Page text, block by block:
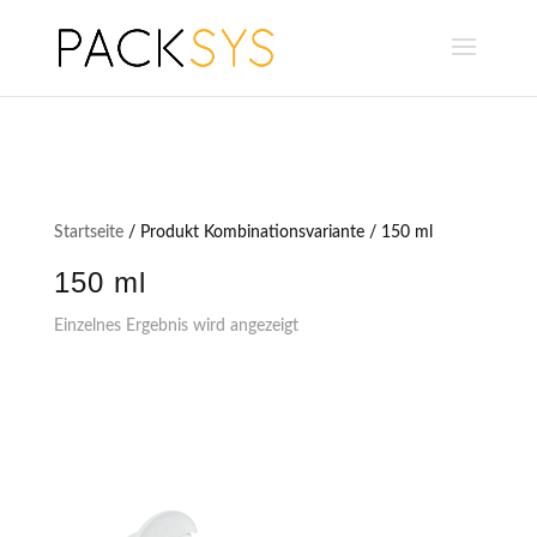
Startseite/ Produkt Kombinationsvariante / 150 ml
150 ml
Einzelnes Ergebnis wird angezeigt